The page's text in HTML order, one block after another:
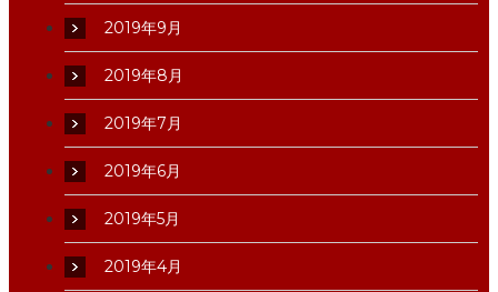
2019年9月
2019年8月
2019年7月
2019年6月
2019年5月
2019年4月